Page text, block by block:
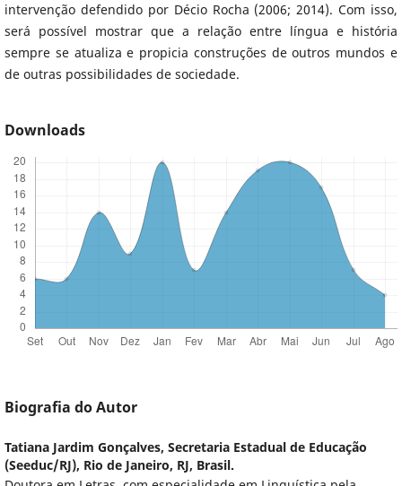
intervenção defendido por Décio Rocha (2006; 2014). Com isso,
será possível mostrar que a relação entre língua e história
sempre se atualiza e propicia construções de outros mundos e
de outras possibilidades de sociedade.
Downloads
Biografia do Autor
Tatiana Jardim Gonçalves, Secretaria Estadual de Educação
(Seeduc/RJ), Rio de Janeiro, RJ, Brasil.